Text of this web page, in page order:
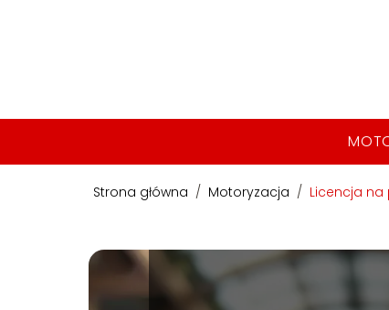
Strona główna / Motoryzacja / Licencja